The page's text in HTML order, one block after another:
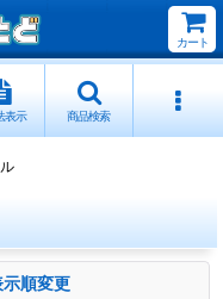
カート
表示 商品検索
示順変更